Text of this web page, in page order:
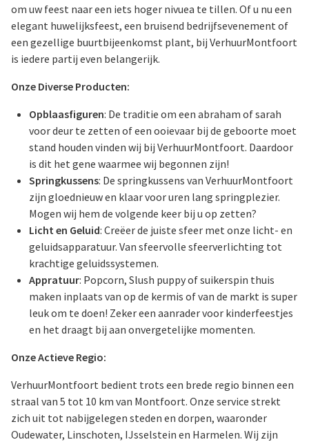
om uw feest naar een iets hoger nivuea te tillen. Of u nu een
elegant huwelijksfeest, een bruisend bedrijfsevenement of
een gezellige buurtbijeenkomst plant, bij VerhuurMontfoort
is iedere partij even belangerijk.
Onze Diverse Producten:
Opblaasfiguren: De traditie om een abraham of sarah
voor deur te zetten of een ooievaar bij de geboorte moet
stand houden vinden wij bij VerhuurMontfoort. Daardoor
is dit het gene waarmee wij begonnen zijn!
Springkussens: De springkussens van VerhuurMontfoort
zijn gloednieuw en klaar voor uren lang springplezier.
Mogen wij hem de volgende keer bij u op zetten?
Licht en Geluid: Creëer de juiste sfeer met onze licht- en
geluidsapparatuur. Van sfeervolle sfeerverlichting tot
krachtige geluidssystemen.
Appratuur: Popcorn, Slush puppy of suikerspin thuis
maken inplaats van op de kermis of van de markt is super
leuk om te doen! Zeker een aanrader voor kinderfeestjes
en het draagt bij aan onvergetelijke momenten.
Onze Actieve Regio:
VerhuurMontfoort bedient trots een brede regio binnen een
straal van 5 tot 10 km van Montfoort. Onze service strekt
zich uit tot nabijgelegen steden en dorpen, waaronder
Oudewater, Linschoten, IJsselstein en Harmelen. Wij zijn